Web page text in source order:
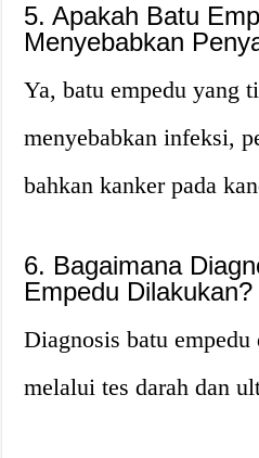
5. Apakah Batu
Menyebabkan
Ya, batu empedu yang
menyebabkan infeksi,
bahkan kanker pada
6. Bagaimana
Empedu Dilakukan?
Diagnosis batu
melalui tes darah dan